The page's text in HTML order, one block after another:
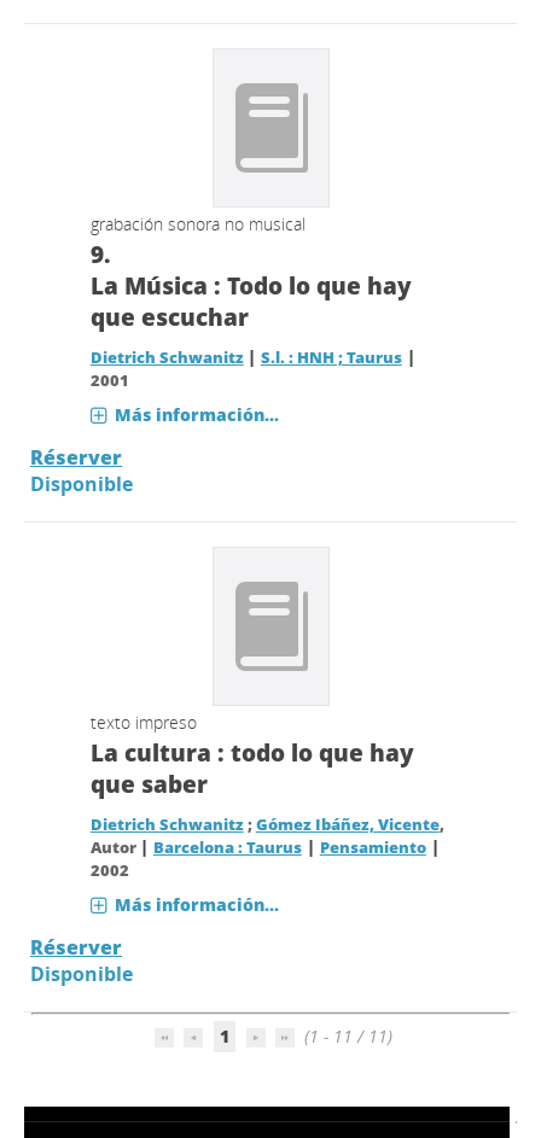
grabación sonora no musical
9.
La Música : Todo lo que hay
que escuchar
Dietrich Schwanitz | S.l. : HNH ; Taurus|
2001
Más información...
Réserver
Disponible
texto impreso
La cultura : todo lo que hay
que saber
Dietrich Schwanitz;Gómez Ibáñez, Vicente,
Autor | Barcelona : Taurus| Pensamiento|
2002
Más información...
Réserver
Disponible
1 (1 - 11 / 11)